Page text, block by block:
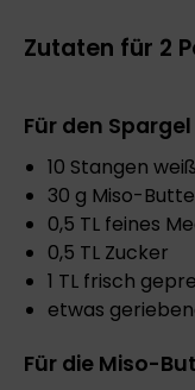
Zutaten für 2
Für den Spargel
10 Stangen
30 g Miso-
0,5 TL feines
0,5 TL Zucker
1 TL frisch
etwas
Für die Miso-